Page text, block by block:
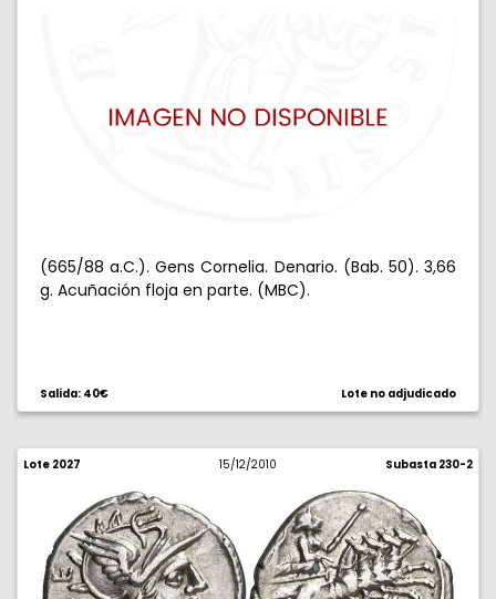
(665/88 a.C.). Gens Cornelia. Denario. (Bab. 50). 3,66
g. Acuñación floja en parte. (MBC).
Salida: 40€ Lote no adjudicado
Lote 2027 15/12/2010 Subasta 230-2